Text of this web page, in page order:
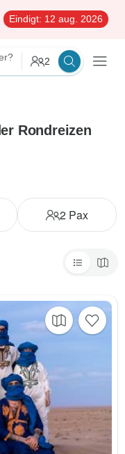
Eindigt: 12 aug. 2026
2
Rondreizen
2 Pax